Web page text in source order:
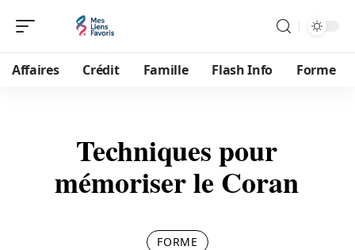
Affaires Crédit Famille Flash Info Forme
Techniques pour
mémoriser le Coran
FORME